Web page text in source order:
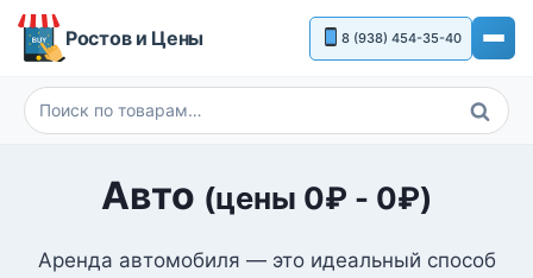
Перейти
Ростов и Цены 8 (938) 454-35-40
Искать:
Поиск
Авто (цены 0₽ - 0₽)
Аренда автомобиля — это идеальный способ